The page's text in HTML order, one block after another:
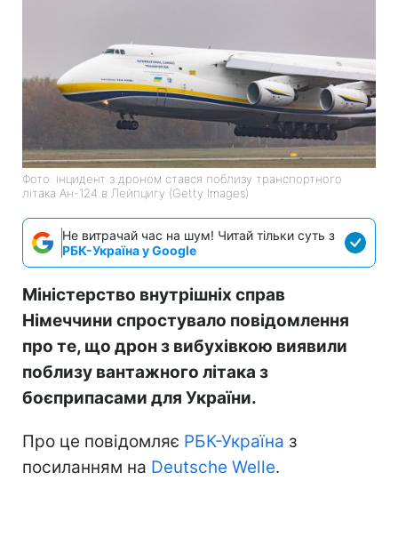
Фото: інцидент з дроном стався поблизу транспортного
літака Ан-124 в Лейпцигу (Getty Images)
Не витрачай час на шум! Читай тільки суть з
РБК-Україна у Google
Міністерство внутрішніх справ
Німеччини спростувало повідомлення
про те, що дрон з вибухівкою виявили
поблизу вантажного літака з
боєприпасами для України.
Про це повідомляє РБК-Україна з
посиланням на Deutsche Welle.